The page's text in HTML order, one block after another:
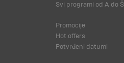
Svi programi od A do Š
Promocije
Hot offers
Potvrđeni datumi